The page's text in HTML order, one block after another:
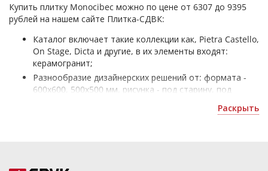
Купить плитку Monocibec можно по цене от 6307 до 9395
рублей на нашем сайте Плитка-СДВК:
Каталог включает такие коллекции как, Pietra Castello,
On Stage, Dicta и другие, в их элементы входят:
керамогранит;
Разнообразие дизайнерских решений от: формата -
600x600, 500x500 мм, рисунка - под старину, под
модерн поможет создать качественный ремонт вРаскрыть